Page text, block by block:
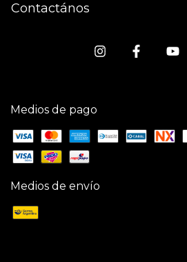
Contactános
Medios de pago
Medios de envío